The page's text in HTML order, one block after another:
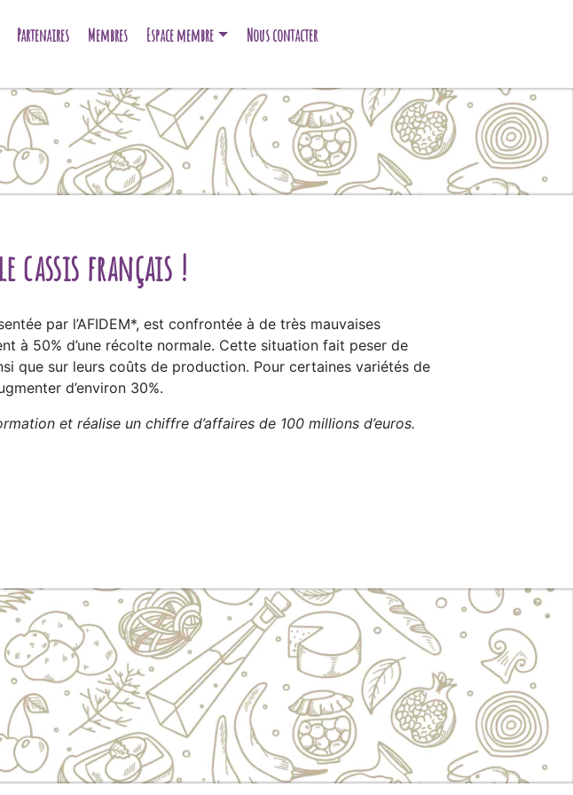
Partenaires Membres Espace membre Nous contacter
cassis français !
par l’AFIDEM*, est confrontée à de très mauvaises
à 50% d’une récolte normale. Cette situation fait peser de
que sur leurs coûts de production. Pour certaines variétés de
d’environ 30%.
et réalise un chiffre d’affaires de 100 millions d’euros.